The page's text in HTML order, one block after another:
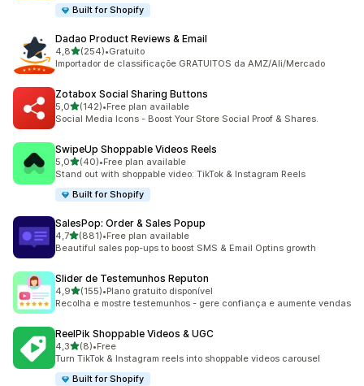
Built for Shopify
Dadao Product Reviews & Email
4,8de 5 estrelas
(254)
254 total de avaliações
•Gratuito
Importador de classificaçõe GRATUITOS da AMZ/Ali/Mercado
Zotabox Social Sharing Buttons
5,0de 5 estrelas
(142)
142 total de avaliações
•Free plan available
Social Media Icons - Boost Your Store Social Proof & Shares.
SwipeUp Shoppable Videos Reels
5,0de 5 estrelas
(40)
40 total de avaliações
•Free plan available
Stand out with shoppable video: TikTok & Instagram Reels
Built for Shopify
SalesPop: Order & Sales Popup
4,7de 5 estrelas
(881)
881 total de avaliações
•Free plan available
Beautiful sales pop-ups to boost SMS & Email Optins growth
Slider de Testemunhos Reputon
4,9de 5 estrelas
(155)
155 total de avaliações
•Plano gratuito disponível
Recolha e mostre testemunhos - gere confiança e aumente vendas
ReelPik Shoppable Videos & UGC
4,3de 5 estrelas
(8)
8 total de avaliações
•Free
Turn TikTok & Instagram reels into shoppable videos carousel
Built for Shopify